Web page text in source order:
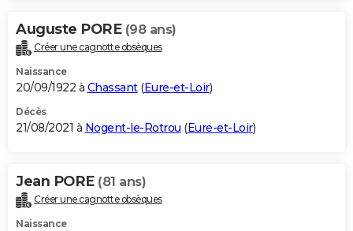
Carte de Noël
Carte Bonne année
Carte Saint-Valentin
Carte Pâques
Carte d'anniversaire
DICTIONNAIRE
Dictionnaire
Biographies
Citations
Expressions
Proverbes
PROGRAMME TV
S'inscrire
Se connecter
Lycées
Collèges
Primaires
Universités
Entreprises
Service militaire
Avis de recherche
AVIS DE DÉCÈS
Bricolage
Lifestyle
Culture
Sport
Auto
Television
Voyage
Cinema
Auguste PORE (98 ans)
Créer une cagnotte obsèques
Naissance
20/09/1922 à Chassant(Eure-et-Loir)
Décès
21/08/2021 à Nogent-le-Rotrou (Eure-et-Loir)
Jean PORE (81 ans)
Créer une cagnotte obsèques
Naissance